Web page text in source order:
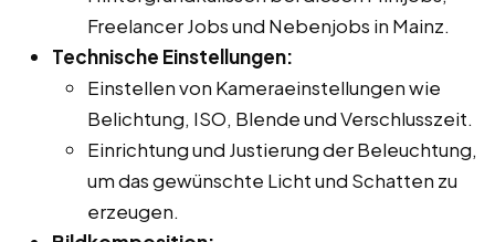
Freelancer Jobs und Nebenjobs in Mainz.
Technische Einstellungen:
Einstellen von Kameraeinstellungen wie
Belichtung, ISO, Blende und Verschlusszeit.
Einrichtung und Justierung der Beleuchtung,
um das gewünschte Licht und Schatten zu
erzeugen.